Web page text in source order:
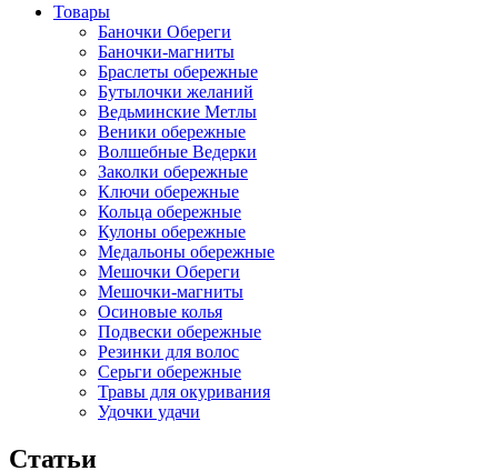
Товары
Баночки Обереги
Баночки-магниты
Браслеты обережные
Бутылочки желаний
Ведьминские Метлы
Веники обережные
Волшебные Ведерки
Заколки обережные
Ключи обережные
Кольца обережные
Кулоны обережные
Медальоны обережные
Мешочки Обереги
Мешочки-магниты
Осиновые колья
Подвески обережные
Резинки для волос
Серьги обережные
Травы для окуривания
Удочки удачи
Статьи